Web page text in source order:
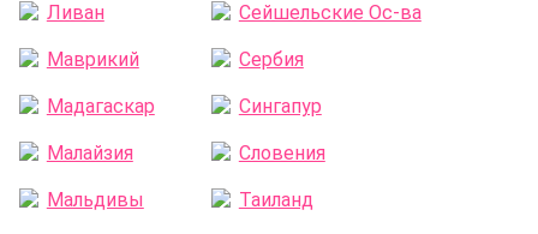
Ливан
Маврикий
Мадагаскар
Малайзия
Мальдивы
Сейшельские Оc-ва
Сербия
Сингапур
Словения
Таиланд